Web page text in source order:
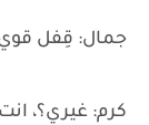
جمال: قِفل
كرم: غيري؟،